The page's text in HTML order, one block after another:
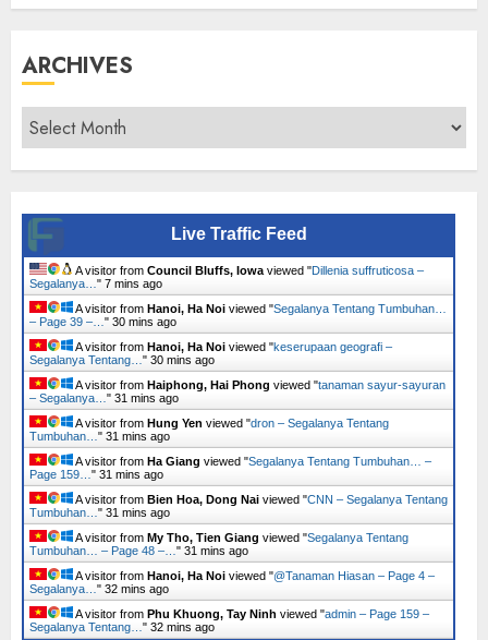
ARCHIVES
Archives
Live Traffic Feed
A visitor from Council Bluffs, Iowa viewed "Dillenia suffruticosa –
Segalanya… " 7 mins ago
A visitor from Hanoi, Ha Noi viewed "Segalanya Tentang Tumbuhan…
– Page 39 –… " 30 mins ago
A visitor from Hanoi, Ha Noi viewed "keserupaan geografi –
Segalanya Tentang… " 30 mins ago
A visitor from Haiphong, Hai Phong viewed "tanaman sayur-sayuran
– Segalanya… " 31 mins ago
A visitor from Hung Yen viewed "dron – Segalanya Tentang
Tumbuhan… " 31 mins ago
A visitor from Ha Giang viewed "Segalanya Tentang Tumbuhan… –
Page 159… " 31 mins ago
A visitor from Bien Hoa, Dong Nai viewed "CNN – Segalanya Tentang
Tumbuhan… " 31 mins ago
A visitor from My Tho, Tien Giang viewed "Segalanya Tentang
Tumbuhan… – Page 48 –… " 31 mins ago
A visitor from Hanoi, Ha Noi viewed "@Tanaman Hiasan – Page 4 –
Segalanya… " 32 mins ago
A visitor from Phu Khuong, Tay Ninh viewed "admin – Page 159 –
Segalanya Tentang… " 32 mins ago